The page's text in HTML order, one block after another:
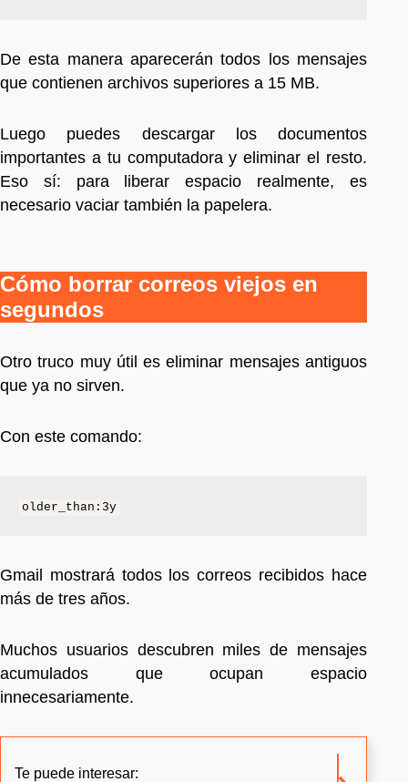
De esta manera aparecerán todos los mensajes
que contienen archivos superiores a 15 MB.
Luego puedes descargar los documentos
importantes a tu computadora y eliminar el resto.
Eso sí: para liberar espacio realmente, es
necesario vaciar también la papelera.
Cómo borrar correos viejos en
segundos
Otro truco muy útil es eliminar mensajes antiguos
que ya no sirven.
Con este comando:
older_than:3y
Gmail mostrará todos los correos recibidos hace
más de tres años.
Muchos usuarios descubren miles de mensajes
acumulados que ocupan espacio
innecesariamente.
Te puede interesar: